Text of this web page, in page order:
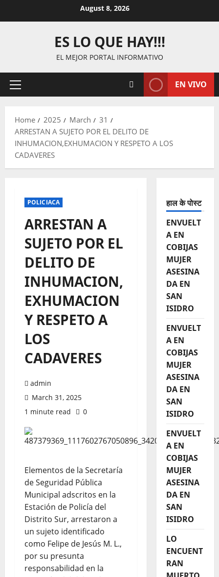
August 8, 2026
ES LO QUE HAY!!!
EL MEJOR PORTAL INFORMATIVO
Primary
EN VIVO
Home 2025 March
31
ARRESTAN A SUJETO POR EL DELITO DE
INHUMACION,EXHUMACION Y RESPETO A LOS
CADAVERES
POLICIACA
ARRESTAN A
SUJETO POR EL
DELITO DE
INHUMACION,
EXHUMACION
Y RESPETO A
LOS
CADAVERES
admin
March 31, 2025
1 minute read
0
Elementos de la Secretaría
de Seguridad Pública
Municipal adscritos en la
Estación de Policía del
Distrito Sur, arrestaron a
un sujeto identificado
como Felipe de Jesús M. L.,
por su presunta
responsabilidad en la
हाल के पोस्ट
ENVUELT
A EN
COBIJAS
MUJER
ASESINA
DA EN
SAN
ISIDRO
ENVUELT
A EN
COBIJAS
MUJER
ASESINA
DA EN
SAN
ISIDRO
ENVUELT
A EN
COBIJAS
MUJER
ASESINA
DA EN
SAN
ISIDRO
LO
ENCUENT
RAN